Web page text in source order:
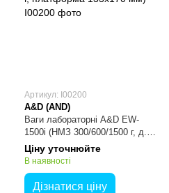
Артикул: I00200
A&D (AND)
Ваги лабораторні A&D EW-
1500i (НМЗ 300/600/1500 г, д.
0.1/0.2/0.5 г, платформа
133x170 мм)
Ціну уточнюйте
В наявності
Дізнатися ціну